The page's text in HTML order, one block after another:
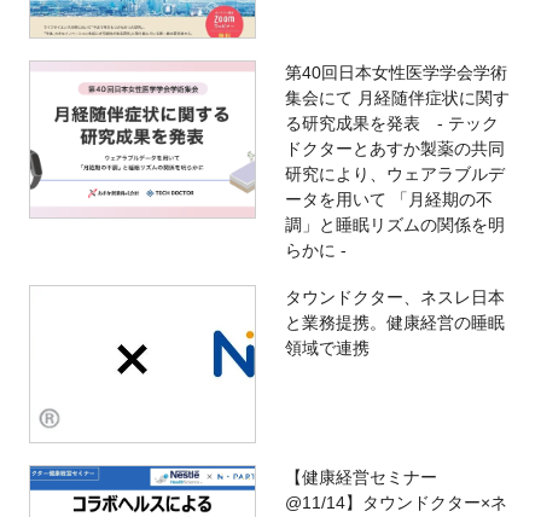
第40回日本女性医学学会学術
集会にて 月経随伴症状に関す
る研究成果を発表 - テック
ドクターとあすか製薬の共同
研究により、ウェアラブルデ
ータを用いて 「月経期の不
調」と睡眠リズムの関係を明
らかに -
タウンドクター、ネスレ日本
と業務提携。健康経営の睡眠
領域で連携
【健康経営セミナー
@11/14】タウンドクター×ネ